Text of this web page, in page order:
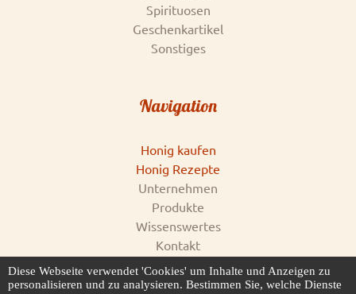
Spirituosen
Geschenkartikel
Sonstiges
Navigation
Honig kaufen
Honig Rezepte
Unternehmen
Produkte
Wissenswertes
Kontakt
Impressum
AGB & Datenschutz
Diese Webseite verwendet 'Cookies' um Inhalte und Anzeigen zu
personalisieren und zu analysieren. Bestimmen Sie, welche Dienste